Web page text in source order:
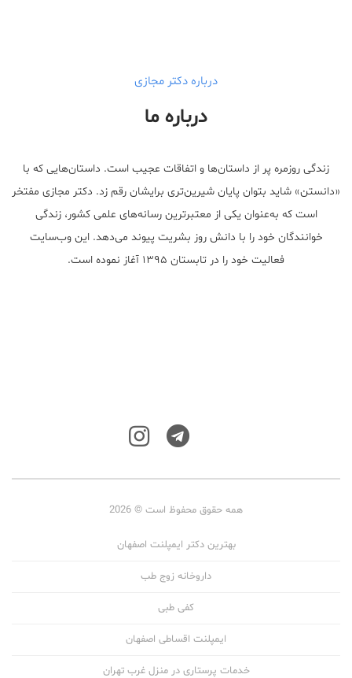
درباره دکتر مجازی
درباره ما
زندگی روزمره پر از داستان‌ها و اتفاقات عجیب است. داستان‌هایی که با
«دانستن» شاید بتوان پایان شیرین‌تری برایشان رقم زد. دکتر مجازی مفتخر
است که به‌عنوان یکی از معتبر‌ترین رسانه‌های علمی کشور، زندگی
خوانندگان خود را با دانش روز بشریت پیوند می‌دهد. این وب‌سایت
فعالیت خود را در تابستان ۱۳۹۵ آغاز نموده است.
همه حقوق محفوظ است © 2026
بهترین دکتر ایمپلنت اصفهان
داروخانه زوج طب
کفی طبی
ایمپلنت اقساطی اصفهان
خدمات پرستاری در منزل غرب تهران